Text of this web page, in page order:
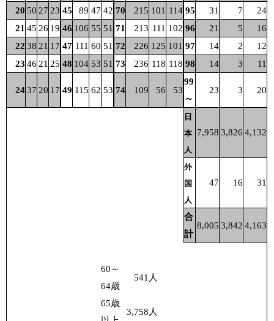
20 50 27 23 45 89 47 42 70 215 101 114 95 31 7
24
21 45 26 19 46 106 55 51 71 213 111 102 96 21 5
16
22 38 21 17 47 111 60 51 72 226 125 101 97 14 2
12
23 46 21 25 48 104 53 51 73 236 118 118 98 14 3 11
2437 20 17 49 115 62 53 74 109 56 53
99
～
23 3 20
日
本
人
7,958 3,826 4,132
外
国
人
47 16 31
合
計
8,005 3,842 4,163
60～
64歳
541 人
65歳
3,758 人